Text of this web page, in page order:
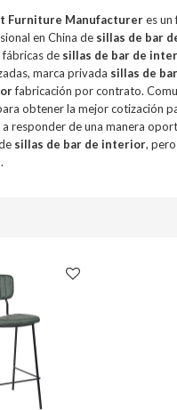
Furniture Manufactureres un
en China de sillas de bar
de sillas de bar de
marca privada sillas de
fabricación por contrato.
obtener la mejor cotización
a responder de una manera
sillas de bar de interior,